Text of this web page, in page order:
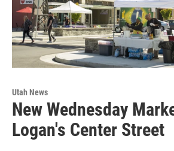
Utah News
New Wednesday
Logan's Center Street